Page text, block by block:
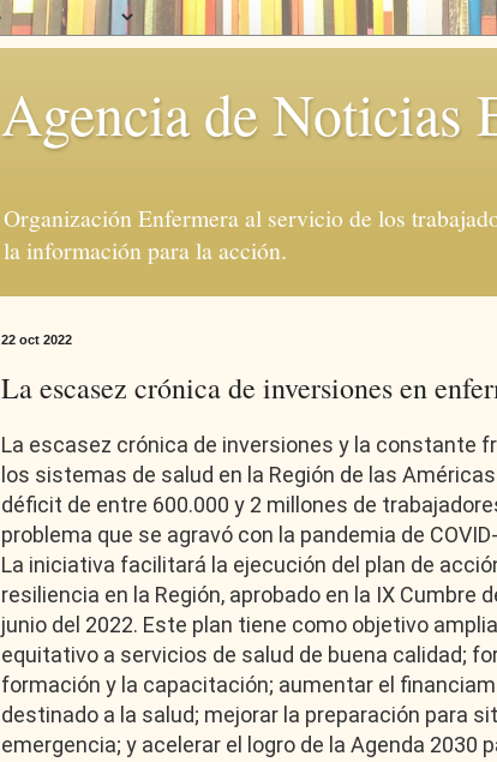
Agencia de Noticias
Organización Enfermera al servicio de los
la información para la acción.
22 oct 2022
La escasez crónica de inversiones en
La escasez crónica de inversiones y la constante
los sistemas de salud en la Región de las
déficit de entre 600.000 y 2 millones de
problema que se agravó con la pandemia de
La iniciativa facilitará la ejecución del plan de
resiliencia en la Región, aprobado en la IX Cumbre
junio del 2022. Este plan tiene como objetivo
equitativo a servicios de salud de buena calidad;
formación y la capacitación; aumentar el
destinado a la salud; mejorar la preparación para
emergencia; y acelerar el logro de la Agenda 2030